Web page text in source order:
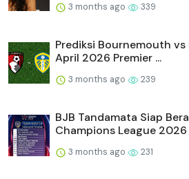
3 months ago 339
Prediksi Bournemouth vs
April 2026 Premier ...
3 months ago 239
BJB Tandamata Siap
Champions League 2026
3 months ago 231